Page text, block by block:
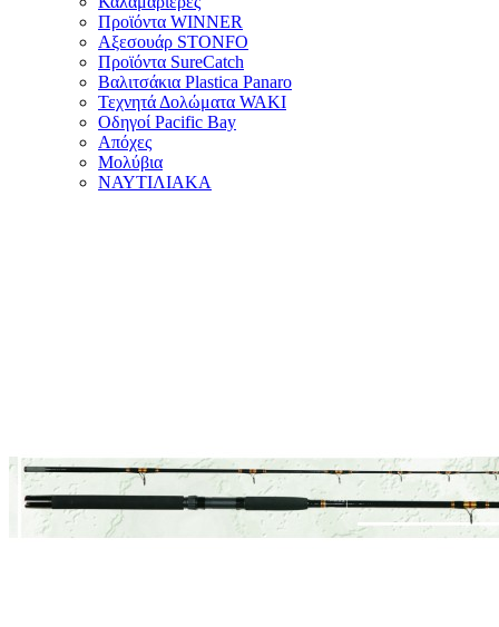
Προϊόντα WINNER
Αξεσουάρ STONFO
Προϊόντα SureCatch
Βαλιτσάκια Plastica Panaro
Τεχνητά Δολώματα WAKI
Οδηγοί Pacific Bay
Απόχες
Μολύβια
ΝΑΥΤΙΛΙΑΚΑ